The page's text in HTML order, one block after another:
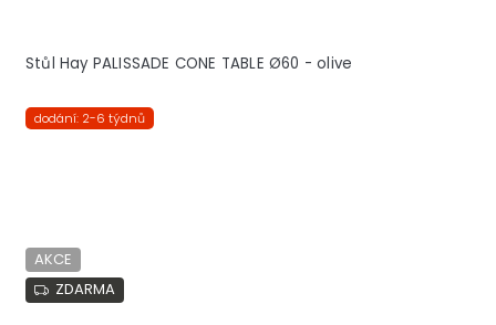
Stůl Hay PALISSADE CONE TABLE Ø60 - olive
dodání: 2-6 týdnů
AKCE
ZDARMA